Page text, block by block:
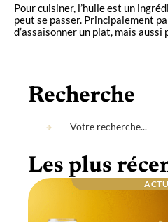
Pour cuisiner, l’huile est un
peut se passer. Principalement
d’assaisonner un plat, mais aussi
Recherche
Les plus
ACTU